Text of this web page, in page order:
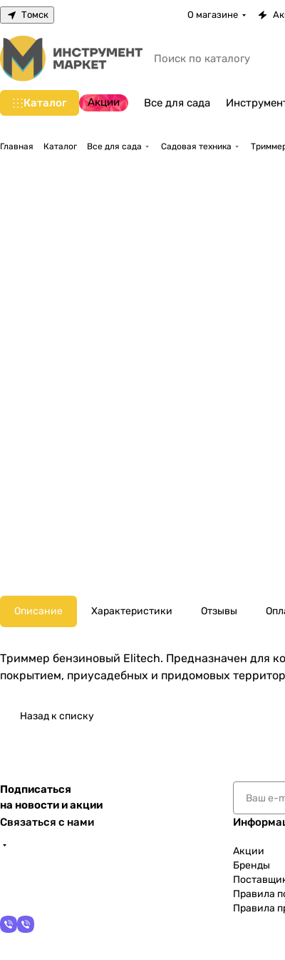
Томск О магазине
Каталог Акции Все для сада
Главная Каталог Все для сада Садовая техника
Описание Характеристики Отзывы
Триммер бензиновый Elitech. Предназначен для
покрытием, приусадебных и придомовых
Назад к списку
Подписаться
на новости и акции
Связаться с нами
Акции
Бренды
Правила
Правила